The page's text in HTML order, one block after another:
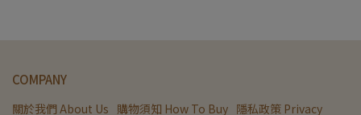
COMPANY
關於我們 About Us 購物須知 How To Buy 隱私政策 Privacy